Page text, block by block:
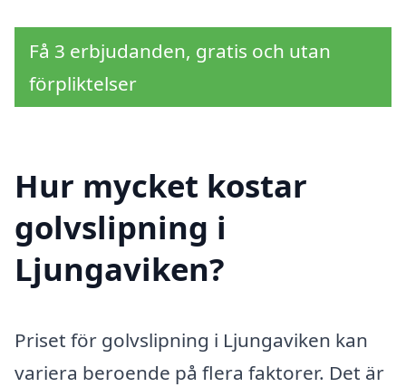
Få 3 erbjudanden, gratis och utan
förpliktelser
Hur mycket kostar
golvslipning i
Ljungaviken?
Priset för golvslipning i Ljungaviken kan
variera beroende på flera faktorer. Det är